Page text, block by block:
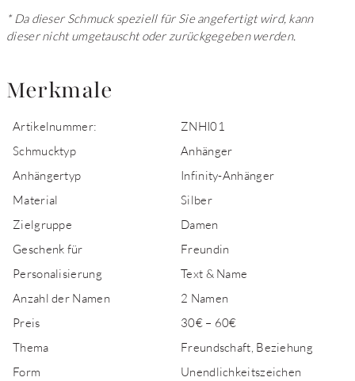
* Da dieser Schmuck speziell für Sie angefertigt wird, kann
dieser nicht umgetauscht oder zurückgegeben werden.
Merkmale
Artikelnummer:
ZNHI01
Schmucktyp
Anhänger
Anhängertyp
Infinity-Anhänger
Material
Silber
Zielgruppe
Damen
Geschenk für
Freundin
Personalisierung
Text & Name
Anzahl der Namen
2 Namen
Preis
30€ – 60€
Thema
Freundschaft, Beziehung
Form
Unendlichkeitszeichen